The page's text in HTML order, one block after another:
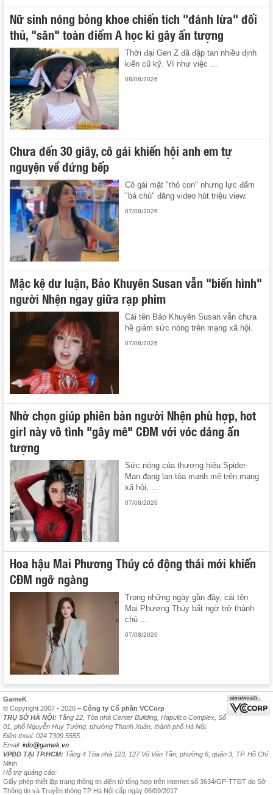
Nữ sinh nóng bỏng khoe chiến tích "đánh lừa" đối
thủ, "săn" toàn điểm A học kì gây ấn tượng
Thời đại Gen Z đã đập tan nhiều định
kiến cũ kỹ. Ví như việc ...
08/08/2026
Chưa đến 30 giây, cô gái khiến hội anh em tự
nguyện về đứng bếp
Cô gái mặt "thỏ con" nhưng lực đấm
"bá chủ" đăng video hút triệu view.
07/08/2026
Mặc kệ dư luận, Bảo Khuyên Susan vẫn "biến hình"
người Nhện ngay giữa rạp phim
Cái tên Bảo Khuyên Susan vẫn chưa
hề giảm sức nóng trên mạng xã hội.
07/08/2026
Nhờ chọn giúp phiên bản người Nhện phù hợp, hot
girl này vô tình "gây mê" CĐM với vóc dáng ấn
tượng
Sức nóng của thương hiệu Spider-
Man đang lan tỏa mạnh mẽ trên mạng
xã hội, ...
07/08/2026
Hoa hậu Mai Phương Thúy có động thái mới khiến
CĐM ngỡ ngàng
Trong những ngày gần đây, cái tên
Mai Phương Thúy bất ngờ trở thành
chủ ...
07/08/2026
GameK
© Copyright 2007 - 2026 – Công ty Cổ phần VCCorp
TRỤ SỞ HÀ NỘI: Tầng 22, Tòa nhà Center Building, Hapulico Complex, Số
01, phố Nguyễn Huy Tưởng, phường Thanh Xuân, thành phố Hà Nội.
Điện thoại: 024 7309 5555.
Email: info@gamek.vn
VPĐD TẠI TP.HCM: Tầng 4 Tòa nhà 123, 127 Võ Văn Tần, phường 6, quận 3, TP. Hồ Chí
Minh
Hỗ trợ quảng cáo:
Giấy phép thiết lập trang thông tin điện tử tổng hợp trên internet số 3634/GP-TTĐT do Sở
Thông tin và Truyền thông TP Hà Nội cấp ngày 06/09/2017